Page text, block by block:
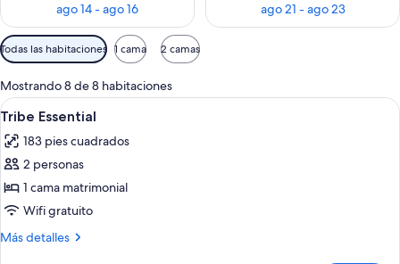
ago 14 - ago 16
ago 21 - ago 23
Filtros
disponibles
para
las
habitaciones
Todas las habitaciones 1 cama 2 camas
Mostrando 8 de 8 habitaciones
Abrir
todas
las
fotos
de
Tribe
Essential
Una habitación de hotel moderna
13
Tribe Essential
183 pies cuadrados
2 personas
1 cama matrimonial
Wifi gratuito
Más detalles
Más